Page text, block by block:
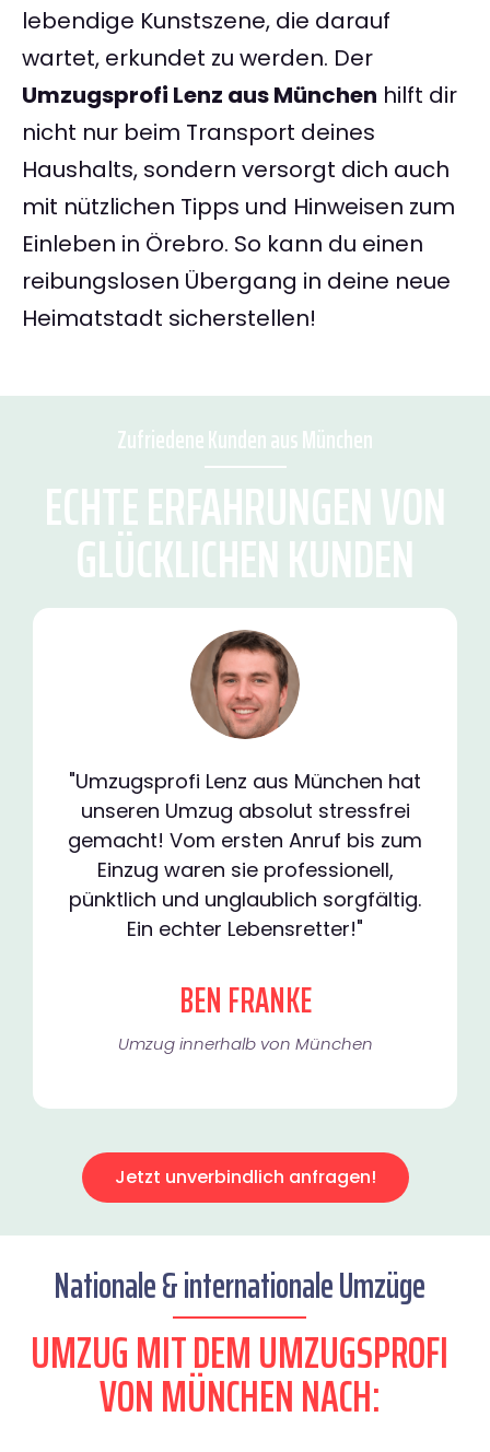
lebendige Kunstszene, die darauf
wartet, erkundet zu werden. Der
Umzugsprofi Lenz aus München hilft dir
nicht nur beim Transport deines
Haushalts, sondern versorgt dich auch
mit nützlichen Tipps und Hinweisen zum
Einleben in Örebro. So kann du einen
reibungslosen Übergang in deine neue
Heimatstadt sicherstellen!
Zufriedene Kunden aus München
ECHTE ERFAHRUNGEN VON
GLÜCKLICHEN KUNDEN
"Umzugsprofi Lenz aus München hat
unseren Umzug absolut stressfrei
gemacht! Vom ersten Anruf bis zum
Einzug waren sie professionell,
pünktlich und unglaublich sorgfältig.
Ein echter Lebensretter!"
BEN FRANKE
Umzug innerhalb von München​
Jetzt unverbindlich anfragen!
Nationale & internationale Umzüge
UMZUG MIT DEM UMZUGSPROFI
VON MÜNCHEN NACH: